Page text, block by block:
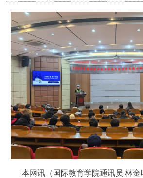
本网讯（国际教育学院通讯员 林